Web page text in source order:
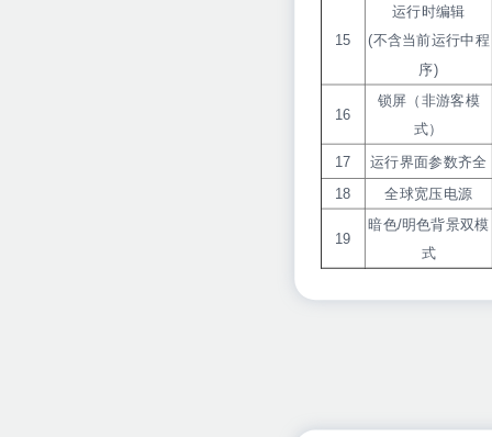
15
运行时编辑
(不含当前运行中程
序)
16
锁屏（非游客模
式）
17
运行界面参数齐全
18 全球宽压电源
19
暗色/明色背景双模
式